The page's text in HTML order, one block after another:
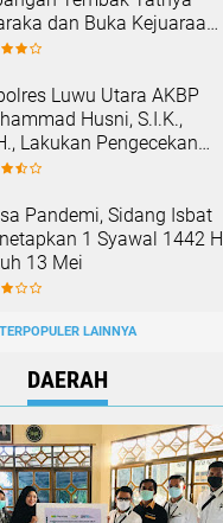
dan Buka Kejuaraan
Bupati Sidrap Cup
Luwu Utara AKBP
Husni, S.I.K.,
Lakukan Pengecekan
Dan Fasilitas Polres
Pandemi, Sidang Isbat
1 Syawal 1442 H
13 Mei
TERPOPULER LAINNYA
DAERAH